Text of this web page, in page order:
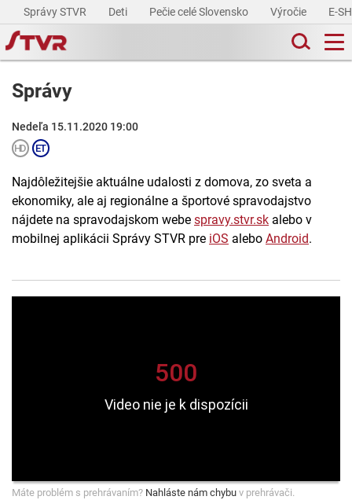
Správy STVR Deti Pečie celé Slovensko Výročie E-
Správy
Nedeľa 15.11.2020 19:00
Najdôležitejšie aktuálne udalosti z domova, zo sveta a
ekonomiky, ale aj regionálne a športové spravodajstvo
nájdete na spravodajskom webe spravy.stvr.sk alebo v
mobilnej aplikácii Správy STVR pre iOS alebo Android.
Máte problém s prehrávaním? Nahláste nám chybu v prehrávači.